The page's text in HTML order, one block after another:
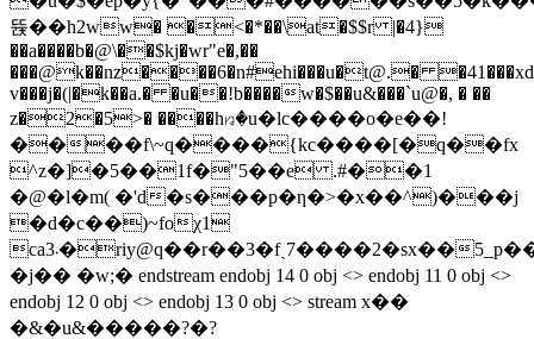
뜑��h2ww� �<�*��\at�$$r |�4}
��a����b�@\��$kj�wr"e�,��
���@k��nz����6�n#ehi���u�t@.�
v���j�(|�k��a.� �u��!b����w�$��u&���`u@�, � ��
z�2�5>� ����hꤙ�u�lc����o�e��!
����f\~q����{kc����[�q��fx
^z�]�5��1f�"5��e .#��1
�@�l�m( �'d�s���p�ƞ�>�x��^)���j
�d�c��)~foχ1
ca܁3�riy@q��r��3�fˏ7����2�sx��5_p����w~;/
�j�� �w;� endstream endobj 14 0 obj <> endobj 11 0 obj <>
endobj 12 0 obj <> endobj 13 0 obj <> stream x��
�&�u&�����?�?